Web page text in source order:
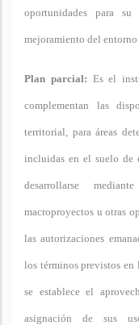
oportunidades para
mejoramiento del entorno
Plan parcial: Es el
complementan las
territorial, para áreas
incluidas en el suelo de
desarrollarse
macroproyectos u otras
las autorizaciones
los términos previstos
se establece el
asignación de sus